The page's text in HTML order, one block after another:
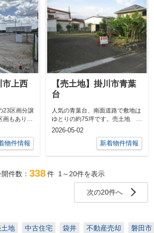
市上西
23区画分譲
画もありま
市上西郷
物件情報
【売土地】掛川市青葉
台
人気の青葉台、南面道路で敷地は
ゆとりの約75坪です。売土地
／ 掛川市青葉台 ／ 土地面
2026-05-02
新着物件情報
件数： 338件 1～20件を表示
次の20件へ
地 中古住宅 袋井 不動産売却 磐田市